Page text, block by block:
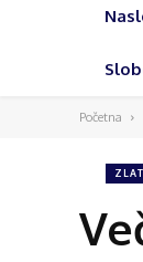
Početna